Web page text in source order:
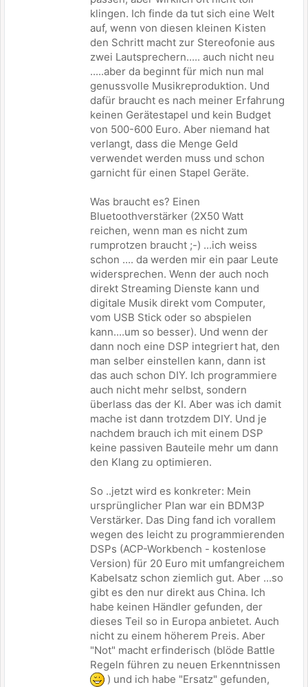
klingen. Ich finde da tut sich eine Welt
auf, wenn von diesen kleinen Kisten
den Schritt macht zur Stereofonie aus
zwei Lautsprechern..... auch nicht neu
.....aber da beginnt für mich nun mal
genussvolle Musikreproduktion. Und
dafür braucht es nach meiner Erfahrung
keinen Gerätestapel und kein Budget
von 500-600 Euro. Aber niemand hat
verlangt, dass die Menge Geld
verwendet werden muss und schon
garnicht für einen Stapel Geräte.
Was braucht es? Einen
Bluetoothverstärker (2X50 Watt
reichen, wenn man es nicht zum
rumprotzen braucht ;-) ...ich weiss
schon .... da werden mir ein paar Leute
widersprechen. Wenn der auch noch
direkt Streaming Dienste kann und
digitale Musik direkt vom Computer,
vom USB Stick oder so abspielen
kann....um so besser). Und wenn der
dann noch eine DSP integriert hat, den
man selber einstellen kann, dann ist
das auch schon DIY. Ich programmiere
auch nicht mehr selbst, sondern
überlass das der KI. Aber was ich damit
mache ist dann trotzdem DIY. Und je
nachdem brauch ich mit einem DSP
keine passiven Bauteile mehr um dann
den Klang zu optimieren.
So ..jetzt wird es konkreter: Mein
ursprünglicher Plan war ein BDM3P
Verstärker. Das Ding fand ich vorallem
wegen des leicht zu programmierenden
DSPs (ACP-Workbench - kostenlose
Version) für 20 Euro mit umfangreichem
Kabelsatz schon ziemlich gut. Aber ...so
gibt es den nur direkt aus China. Ich
habe keinen Händler gefunden, der
dieses Teil so in Europa anbietet. Auch
nicht zu einem höherem Preis. Aber
"Not" macht erfinderisch (blöde Battle
Regeln führen zu neuen Erkenntnissen
) und ich habe "Ersatz" gefunden,